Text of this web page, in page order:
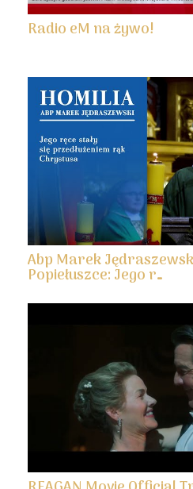
Radio eM na żywo!
Abp Marek
Popiełuszce: Jego r…